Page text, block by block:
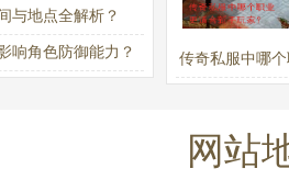
与地点全解析？
响角色防御能力？ 传奇私服中哪
网站